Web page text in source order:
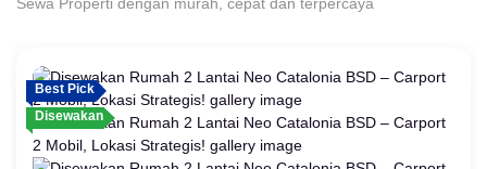
Best Pick
Disewakan